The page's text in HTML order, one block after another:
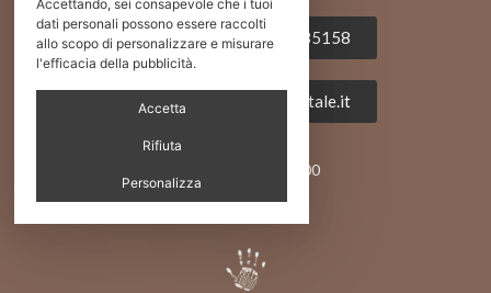
Tel 0039 0571 485158
info@pellealvegetale.it
Fax +39 0571 469400
Accettando, sei consapevole che i tuoi
dati personali possono essere raccolti
allo scopo di personalizzare e misurare
l'efficacia della pubblicità.
Accetta
Rifiuta
Personalizza